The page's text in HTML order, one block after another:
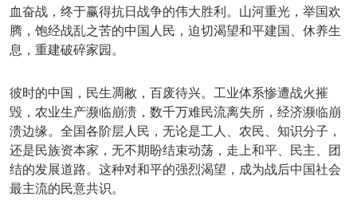
血奋战，终于赢得抗日战争的伟大胜利。山河重光，举国欢
腾，饱经战乱之苦的中国人民，迫切渴望和平建国、休养生
息，重建破碎家园。
彼时的中国，民生凋敝，百废待兴。工业体系惨遭战火摧
毁，农业生产濒临崩溃，数千万难民流离失所，经济濒临崩
溃边缘。全国各阶层人民，无论是工人、农民、知识分子，
还是民族资本家，无不期盼结束动荡，走上和平、民主、团
结的发展道路。这种对和平的强烈渴望，成为战后中国社会
最主流的民意共识。